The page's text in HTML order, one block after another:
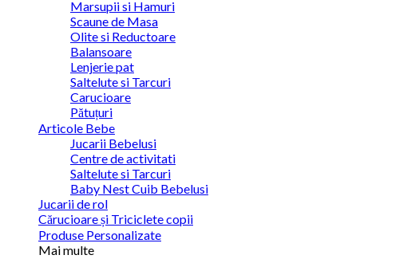
Marsupii si Hamuri
Scaune de Masa
Olite si Reductoare
Balansoare
Lenjerie pat
Saltelute si Tarcuri
Carucioare
Pătuțuri
Articole Bebe
Jucarii Bebelusi
Centre de activitati
Saltelute si Tarcuri
Baby Nest Cuib Bebelusi
Jucarii de rol
Cărucioare și Triciclete copii
Produse Personalizate
Mai multe